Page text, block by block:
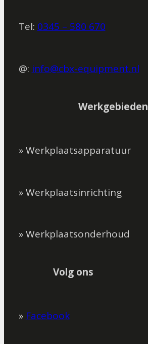
Tel: 0345 – 580 670
@: info@cbx-equipment.nl
Werkgebieden
» Werkplaatsapparatuur
» Werkplaatsinrichting
» Werkplaatsonderhoud
Volg ons
» Facebook